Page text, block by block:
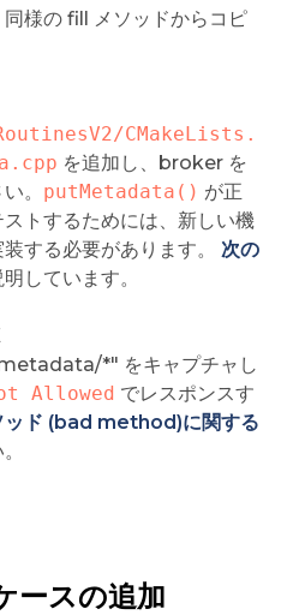
様の fill メソッドからコピ
CMakeLists.
を追加し、broker を
。 putMetadata() が正
トするためには、新しい機
する必要があります。 次の
しています。
*" をキャプチャし
Allowed でレスポンスす
ッド (bad method)に関する
ースの追加